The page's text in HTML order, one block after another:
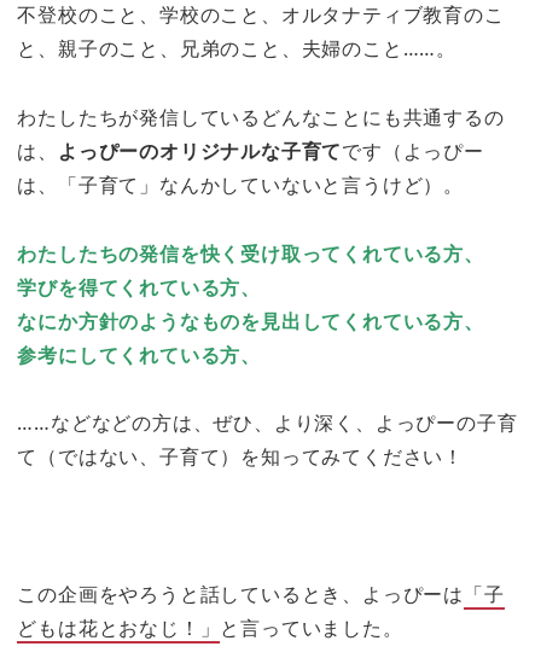
不登校のこと、学校のこと、オルタナティブ教育のこ
と、親子のこと、兄弟のこと、夫婦のこと……。
わたしたちが発信しているどんなことにも共通するの
は、 よっぴーのオリジナルな子育てです（よっぴー
は、「子育て」なんかしていないと言うけど）。
わたしたちの発信を快く受け取ってくれている方、
学びを得てくれている方、
なにか方針のようなものを見出してくれている方、
参考にしてくれている方、
……などなどの方は、ぜひ、より深く、よっぴーの子育
て（ではない、子育て）を知ってみてください！
この企画をやろうと話しているとき、よっぴーは 「子
どもは花とおなじ！」 と言っていました。